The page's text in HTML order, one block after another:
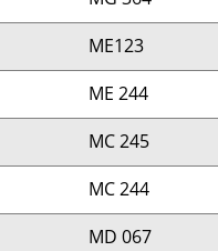
ME123
ME 244
MC 245
MC 244
MD 067